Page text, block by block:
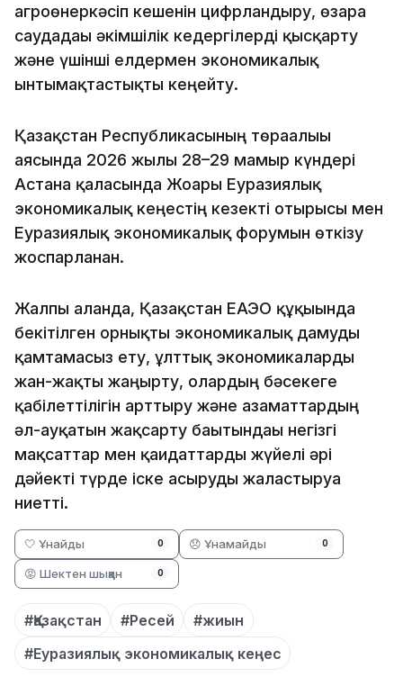
агроөнеркәсіп кешенін цифрландыру, өзара
саудадағы әкімшілік кедергілерді қысқарту
және үшінші елдермен экономикалық
ынтымақтастықты кеңейту.
Қазақстан Республикасының төрағалығы
аясында 2026 жылғы 28–29 мамыр күндері
Астана қаласында Жоғары Еуразиялық
экономикалық кеңестің кезекті отырысы мен
Еуразиялық экономикалық форумын өткізу
жоспарланған.
Жалпы алғанда, Қазақстан ЕАЭО құқығында
бекітілген орнықты экономикалық дамуды
қамтамасыз ету, ұлттық экономикаларды
жан-жақты жаңғырту, олардың бәсекеге
қабілеттілігін арттыру және азаматтардың
әл-ауқатын жақсарту бағытындағы негізгі
мақсаттар мен қағидаттарды жүйелі әрі
дәйекті түрде іске асыруды жалғастыруға
ниетті.
🤍 Ұнайды 0 😞 Ұнамайды 0
😡 Шектен шыққан 0
#Қазақстан #Ресей
#жиын
#Еуразиялық экономикалық кеңес